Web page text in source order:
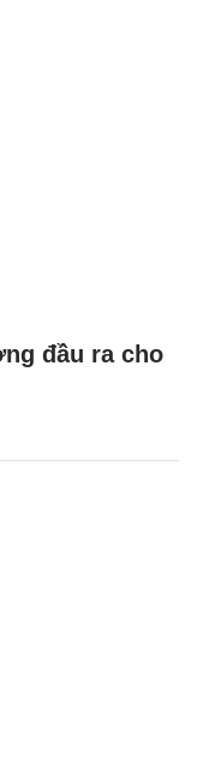
đầu ra cho